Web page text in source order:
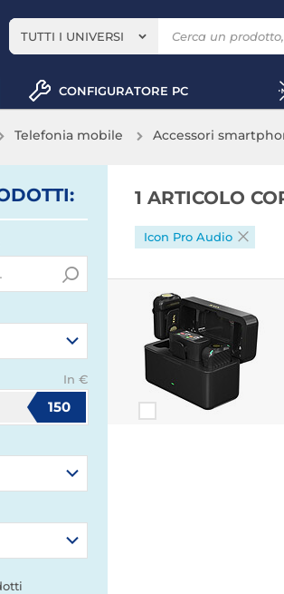
TUTTI I UNIVERSI
CONFIGURATORE PC
Telefonia mobile Accessori
:
In €
150
1 ARTICOLO
Icon Pro Audio